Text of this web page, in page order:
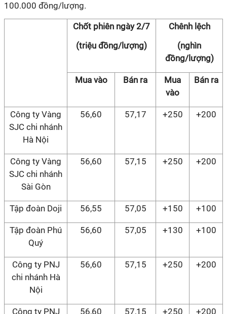
100.000 đồng/lượng.
Chốt phiên ngày 2/7
(triệu đồng/lượng)
Chênh lệch
(nghìn
đồng/lượng)
Mua vào Bán ra
Mua
vào
Bán ra
Công ty Vàng
SJC chi nhánh
Hà Nội
56,60 57,17 +250 +200
Công ty Vàng
SJC chi nhánh
Sài Gòn
56,60 57,15 +250 +200
Tập đoàn Doji 56,55 57,05 +150 +100
Tập đoàn Phú
Quý
56,60 57,05 +130 +100
Công ty PNJ
chi nhánh Hà
Nội
56,60 57,15 +250 +200
Công ty PNJ
56,60 57,15 +250 +200